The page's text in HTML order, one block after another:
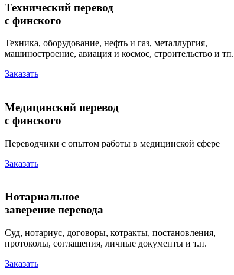
Технический перевод
с финского
Техника, оборудование, нефть и газ, металлургия,
машиностроение, авиация и космос, строительство и тп.
Заказать
Медицинский перевод
с финского
Переводчики с опытом работы в медицинской сфере
Заказать
Нотариальное
заверение перевода
Суд, нотариус, договоры, котракты, постановления,
протоколы, соглашения, личные документы и т.п.
Заказать